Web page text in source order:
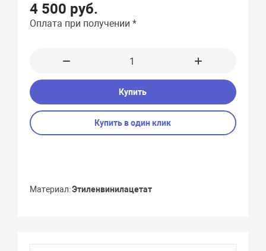
4 500 руб.
Оплата при получении *
Купить
Купить в один клик
Материал Этиленвинилацетат